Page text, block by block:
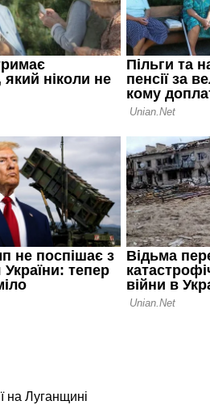
на Луганщині